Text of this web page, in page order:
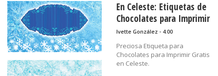
En Celeste: Etiquetas de
Chocolates para Imprimir
Gratis.
Ivette González - 4:00
Preciosa Etiqueta para
Chocolates para Imprimir Gratis
en Celeste.